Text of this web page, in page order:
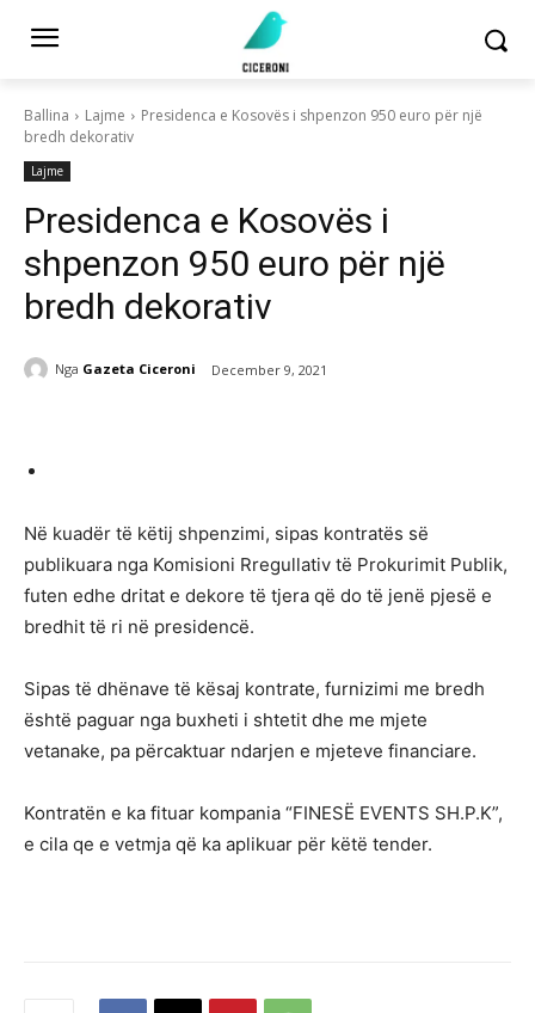
Ballina Lajme
Presidenca e Kosovës i shpenzon 950 euro për një
bredh dekorativ
Lajme
Presidenca e Kosovës i
shpenzon 950 euro për një
bredh dekorativ
Nga Gazeta Ciceroni December 9, 2021
Në kuadër të këtij shpenzimi, sipas kontratës së
publikuara nga Komisioni Rregullativ të Prokurimit Publik,
futen edhe dritat e dekore të tjera që do të jenë pjesë e
bredhit të ri në presidencë.
Sipas të dhënave të kësaj kontrate, furnizimi me bredh
është paguar nga buxheti i shtetit dhe me mjete
vetanake, pa përcaktuar ndarjen e mjeteve financiare.
Kontratën e ka fituar kompania “FINESË EVENTS SH.P.K”,
e cila qe e vetmja që ka aplikuar për këtë tender.